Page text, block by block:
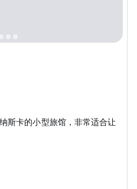
斯卡的小型旅馆，非常适合让